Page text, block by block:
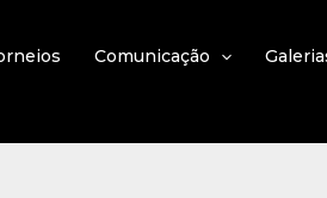
Comunicação